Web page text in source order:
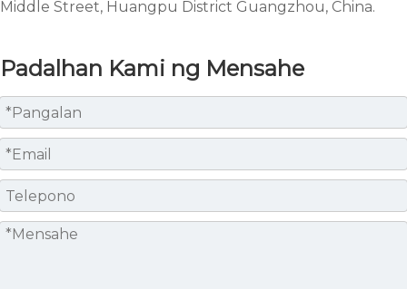
Middle Street, Huangpu District Guangzhou, China.
Padalhan Kami ng Mensahe